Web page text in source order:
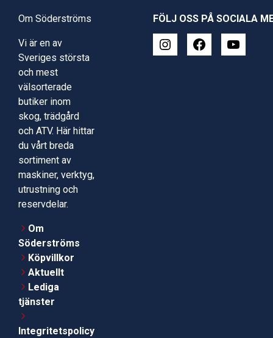
Om Söderströms
Vi är en av
Sveriges största
och mest
välsorterade
butiker inom
skog, trädgård
och ATV. Här hittar
du vårt breda
sortiment av
maskiner, verktyg,
utrustning och
reservdelar.
Om
Söderströms
Köpvillkor
Aktuellt
Lediga
tjänster
Integritetspolicy
FÖLJ OSS PÅ SOCIALA